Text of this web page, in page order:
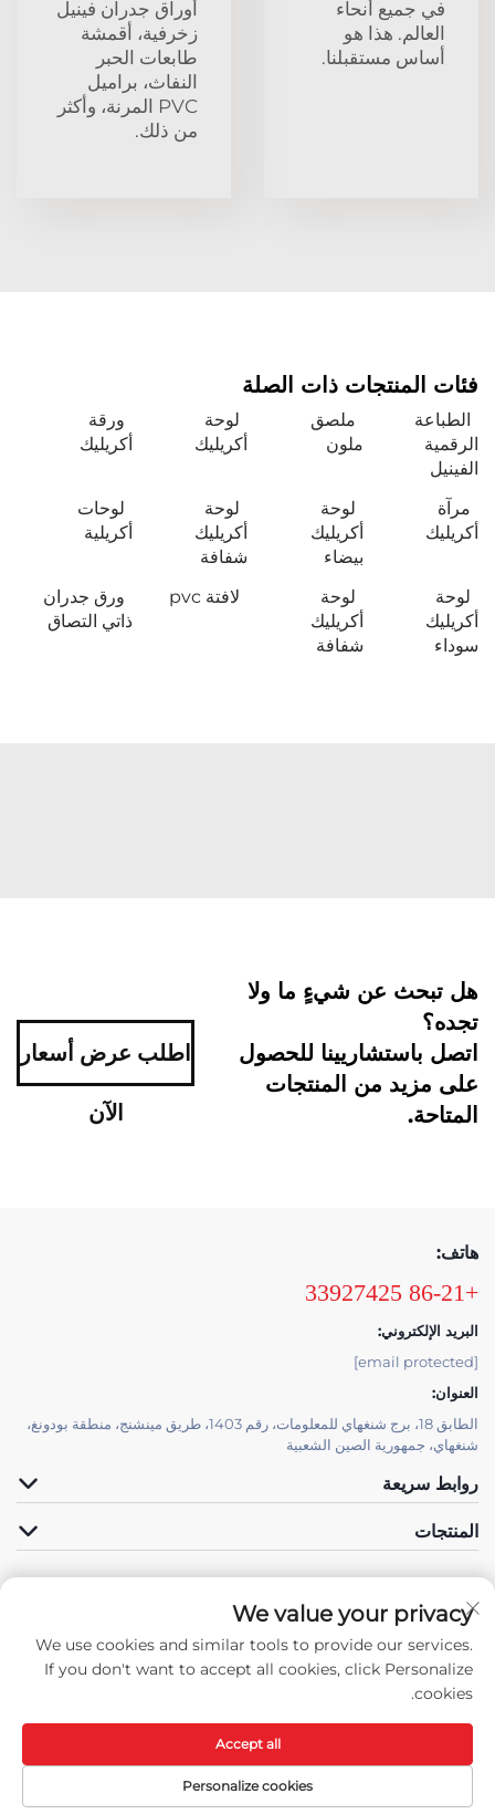
في جميع أنحاء
العالم. هذا هو
أساس مستقبلنا.
أوراق جدران فينيل
زخرفية، أقمشة
طابعات الحبر
النفاث، براميل
PVC المرنة، وأكثر
من ذلك.
فئات المنتجات ذات الصلة
الطباعة
الرقمية
الفينيل
ملصق
ملون
لوحة
أكريليك
ورقة
أكريليك
مرآة
أكريليك
لوحة
أكريليك
بيضاء
لوحة
أكريليك
شفافة
لوحات
أكريلية
لوحة
أكريليك
سوداء
لوحة
أكريليك
شفافة
لافتة pvc
ورق جدران
ذاتي التصاق
هل تبحث عن شيءٍ ما ولا
تجده؟
اتصل باستشاريينا للحصول
على مزيد من المنتجات
المتاحة.
اطلب عرض أسعار
الآن
هاتف:
+86-21 33927425
البريد الإلكتروني:
[email protected]
العنوان:
الطابق 18، برج شنغهاي للمعلومات، رقم 1403، طريق مينشنج، منطقة بودونغ،
شنغهاي، جمهورية الصين الشعبية
روابط سريعة
المنتجات
الدعم الفني بواسطة JUTU
تابعنا
حقوق النسخ © جميع الحقوق محفوظة لشركة شنغهاي جوتوب للتقنيات المواد الجديدة
المحدودة -سياسة الخصوصية-المدونة
We value your privacy
We use cookies and similar tools to provide our services.
If you don't want to accept all cookies, click Personalize
cookies.
Personalize cookies
Accept all